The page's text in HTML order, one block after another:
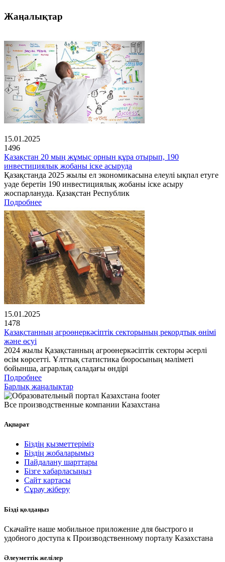
Жаңалықтар
15.01.2025
1496
Қазақстан 20 мың жұмыс орнын құра отырып, 190
инвестициялық жобаны іске асыруда
Қазақстанда 2025 жылы ел экономикасына елеулі ықпал етуге
уәде беретін 190 инвестициялық жобаны іске асыру
жоспарлануда. Қазақстан Республик
Подробнее
15.01.2025
1478
Қазақстанның агроөнеркәсіптік секторының рекордтық өнімі
және өсуі
2024 жылы Қазақстанның агроөнеркәсіптік секторы әсерлі
өсім көрсетті. Ұлттық статистика бюросының мәліметі
бойынша, аграрлық саладағы өндірі
Подробнее
Барлық жаңалықтар
Все производственные компании Казахстана
Ақпарат
Біздің қызметтеріміз
Біздің жобаларымыз
Пайдалану шарттары
Бізге хабарласыңыз
Сайт картасы
Сұрау жіберу
Бізді қолдаңыз
Скачайте наше мобильное приложение для быстрого и
удобного доступа к Производственному порталу Казахстана
Әлеуметтік желілер